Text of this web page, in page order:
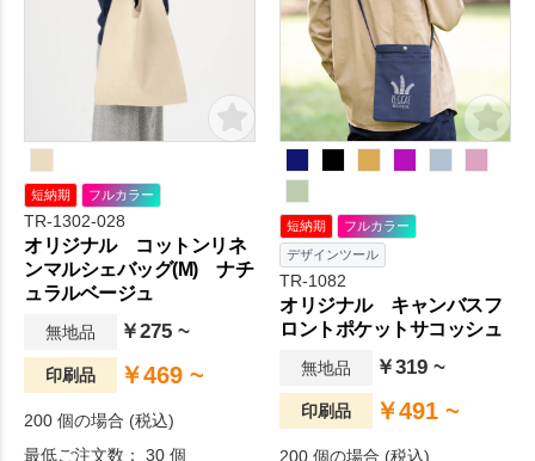
ートバッグ。硬すぎずしなや
かな10オンスのコットン生地
です。名入れをしてノベルテ
ィや記念品にするのはもちろ
ん、他のグッズとのセット提
案もおすすめです。広くデザ
インを印刷するのも。毎日の
生活をより快適に。
く、会社名やブランドロゴを
印刷するだけで簡単にオリジ
ナル性のあるグッズが出来上
がります。販促品やノベルテ
ィ、カフェや雑貨ショップの
オリジナルグッズにもおすす
めです。
短納期 フルカラー
TR-1302-028
オリジナル コットンリネ
ンマルシェバッグ(M) ナチ
ュラルベージュ
無地品 ￥275 ~
印刷品 ￥469 ~
200 個の場合 (税込)
最低ご注文数： 30 個
短納期
フルカラー
デザインツール
TR-1082
オリジナル キャンバスフ
ロントポケットサコッシュ
無地品 ￥319 ~
印刷品 ￥491 ~
200 個の場合 (税込)